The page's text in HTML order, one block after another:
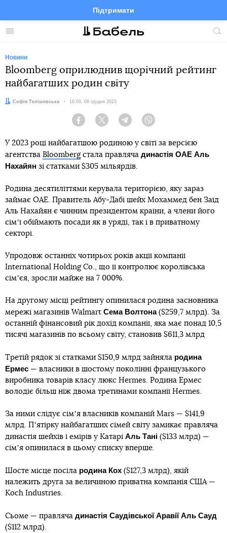
Меню
Підтримати
FacebookTelegramTwitter
Новини
Bloomberg оприлюднив щорічний рейтинг
найбагатших родин світу
Автор:
Софія Телішевська Дата:
16:00, 09 грудня 2023
Facebook Twitter Telegram
У 2023 році найбагатшою родиною у світі за версією
агентства Bloombergстала правляча династія ОАЕ Аль
Нахайян зі статками $305 мільярдів.
Родина десятиліттями керувала територією, яку зараз
займає ОАЕ. Правитель Абу-Дабі шейх Мохаммед бен Заїд
Аль Нахайян є чинним президентом країни, а члени його
сімʼї обіймають посади як в уряді, так і в приватному
секторі.
Упродовж останніх чотирьох років акції компанії
International Holding Co., що її контролює королівська
сімʼєя, зросли майже на 7 000%.
На другому місці рейтингу опинилася родина засновника
мережі магазинів Walmart Сема Волтона ($259,7 млрд). За
останній фінансовий рік дохід компанії, яка має понад 10,5
тисячі магазинів по всьому світу, становив $611,3 млрд
Третій рядок зі статками $150,9 млрд зайняла родина
Ермес — власники в шостому поколінні французького
виробника товарів класу люкс Hermes. Родина Ермес
володіє більш ніж двома третинами компанії Hermes.
За ними слідує сімʼя власників компаній Mars — $141,9
млрд. Пʼятірку найбагатших сімей світу замикає правляча
династія шейхів і емірів у Катарі Аль Тані ($133 млрд) —
сімʼя опинилася в цьому списку вперше.
Шосте місце посіла родина Кох ($127,3 млрд), якій
належить друга за величиною приватна компанія США —
Koch Industries.
Сьоме — правляча династія Саудівської Аравії Аль Сауд
($112 млрд).